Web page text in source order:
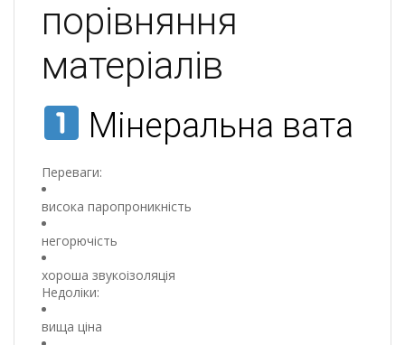
порівняння
матеріалів
Мінеральна вата
Переваги:
висока паропроникність
негорючість
хороша звукоізоляція
Недоліки:
вища ціна